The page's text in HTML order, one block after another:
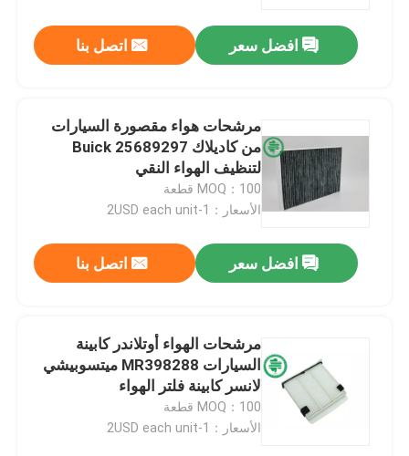
أشرطة فيديو
افضل سعر اتصل بنا
مرشحات هواء مقصورة السيارات
من كاديلاك Buick 25689297
لتنظيف الهواء النقي
MOQ：100 قطعة
الأسعار：1-2USD each unit
افضل سعر اتصل بنا
مرشحات الهواء أوتلاندر كابينة
السيارات MR398288 ميتسوبيشي
لانسر كابينة فلتر الهواء
MOQ：100 قطعة
الأسعار：1-2USD each unit